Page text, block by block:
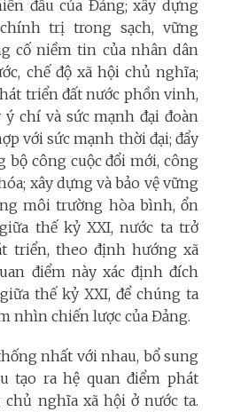
đấu của Đảng; xây dựng
trị trong sạch, vững
cố niềm tin của nhân dân
chế độ xã hội chủ nghĩa;
triển đất nước phồn vinh,
chí và sức mạnh đại đoàn
với sức mạnh thời đại; đẩy
bộ công cuộc đổi mới, công
xây dựng và bảo vệ vững
môi trường hòa bình, ổn
thế kỷ XXI, nước ta trở
triển, theo định hướng xã
điểm này xác định đích
thế kỷ XXI, để chúng ta
nhìn chiến lược của Đảng.
nhất với nhau, bổ sung
tạo ra hệ quan điểm phát
nghĩa xã hội ở nước ta.